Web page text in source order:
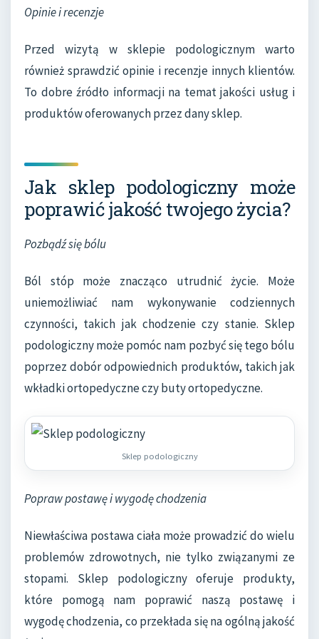
Opinie i recenzje
Przed wizytą w sklepie podologicznym warto
również sprawdzić opinie i recenzje innych klientów.
To dobre źródło informacji na temat jakości usług i
produktów oferowanych przez dany sklep.
Jak sklep podologiczny może
poprawić jakość twojego życia?
Pozbądź się bólu
Ból stóp może znacząco utrudnić życie. Może
uniemożliwiać nam wykonywanie codziennych
czynności, takich jak chodzenie czy stanie. Sklep
podologiczny może pomóc nam pozbyć się tego bólu
poprzez dobór odpowiednich produktów, takich jak
wkładki ortopedyczne czy buty ortopedyczne.
Sklep podologiczny
Popraw postawę i wygodę chodzenia
Niewłaściwa postawa ciała może prowadzić do wielu
problemów zdrowotnych, nie tylko związanymi ze
stopami. Sklep podologiczny oferuje produkty,
które pomogą nam poprawić naszą postawę i
wygodę chodzenia, co przekłada się na ogólną jakość